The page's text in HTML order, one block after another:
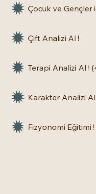
Karakter Analizi Al
Çocuk ve Gençler
Terapi Analizi Al !
Çift Analizi Al !
Fizyonomi Eğitimi !